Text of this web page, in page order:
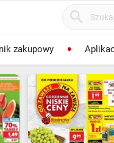
zakupowy